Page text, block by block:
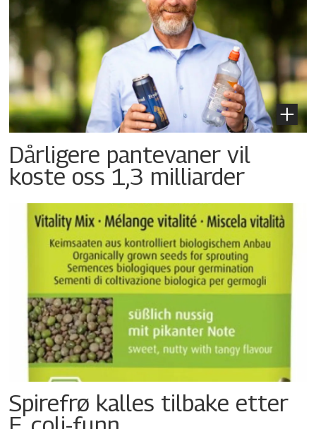
Dårligere pantevaner vil
koste oss 1,3 milliarder
Spirefrø kalles tilbake etter